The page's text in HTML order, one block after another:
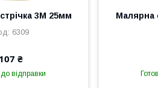
3М 25мм
6309
107 ₴
відправки
Малярна